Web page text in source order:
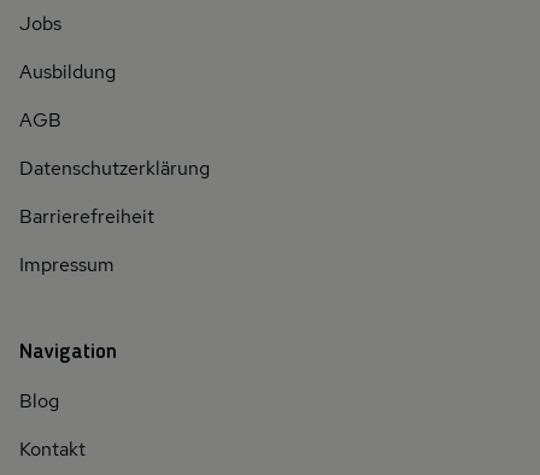
Jobs
Ausbildung
AGB
Datenschutzerklärung
Barrierefreiheit
Impressum
Navigation
Blog
Kontakt